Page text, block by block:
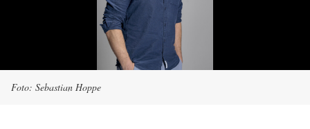
Foto: Sebastian Hoppe